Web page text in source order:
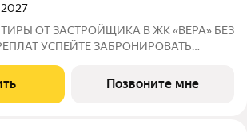
2027
ОТ ЗАСТРОЙЩИКА В ЖК «ВЕРА» БЕЗ
КРЕДИТОВАНИЯ ПО СЕМЕЙНОЙ
Адрес: г. Саранск,
Позвоните мне